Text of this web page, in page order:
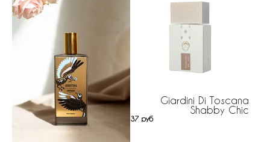
Giardini Di Toscana
Shabby Chic
37 руб